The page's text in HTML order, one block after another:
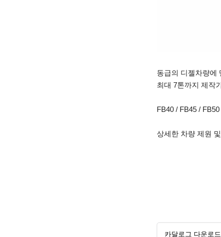
동급의 디젤차량에
최대 7톤까지 제작
FB40 / FB45 /
상세한 차량 제원
카달로그 다운로드